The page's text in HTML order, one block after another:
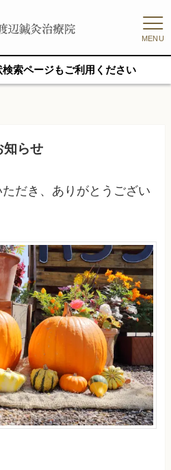
MENU
検索ページもご利用ください
知らせ
だき、ありがとうござい